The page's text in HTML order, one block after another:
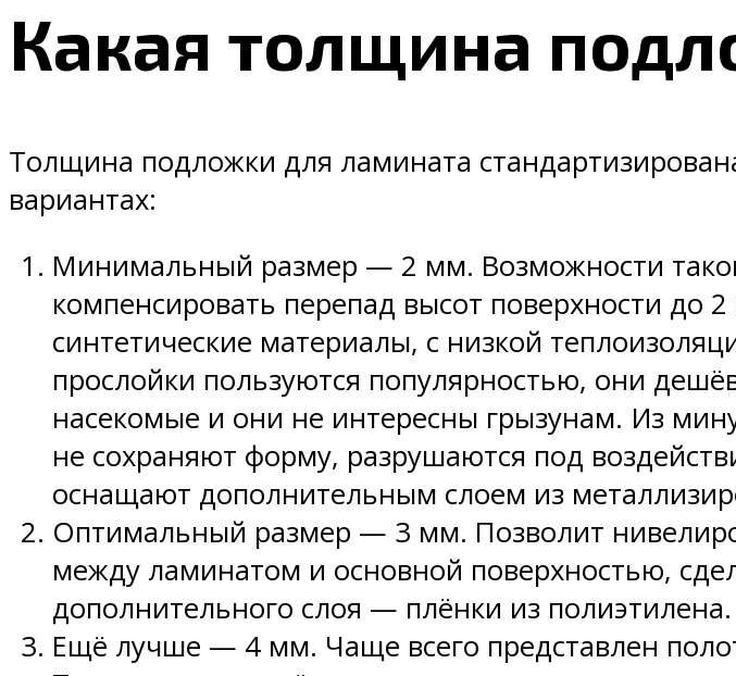
Какая толщина
Толщина подложки для ламината
вариантах:
Минимальный размер — 2 мм. Возможности
компенсировать перепад высот поверхности до
синтетические материалы, с низкой
прослойки пользуются популярностью, они
насекомые и они не интересны грызунам. Из
не сохраняют форму, разрушаются под
оснащают дополнительным слоем из
Оптимальный размер — 3 мм. Позволит
между ламинатом и основной поверхностью,
дополнительного слоя — плёнки из полиэтилена.
Ещё лучше — 4 мм. Чаще всего представлен